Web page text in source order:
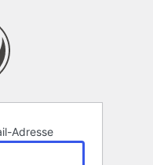
Adresse